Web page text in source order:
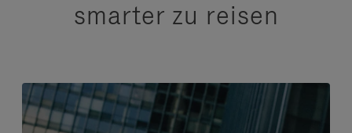
smarter zu reisen